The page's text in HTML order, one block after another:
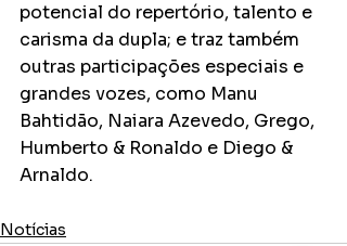
potencial do repertório, talento e
carisma da dupla; e traz também
outras participações especiais e
grandes vozes, como Manu
Bahtidão, Naiara Azevedo, Grego,
Humberto & Ronaldo e Diego &
Arnaldo.
Notícias